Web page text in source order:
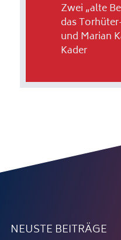
Zwei „alte
das
und Marian
Kader
NEUSTE BEITRÄGE